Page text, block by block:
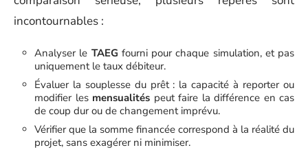
incontournables :
Analyser le TAEG fourni pour chaque simulation, et pas
uniquement le taux débiteur.
Évaluer la souplesse du prêt : la capacité à reporter ou
modifier les mensualités peut faire la différence en cas
de coup dur ou de changement imprévu.
Vérifier que la somme financée correspond à la réalité du
projet, sans exagérer ni minimiser.